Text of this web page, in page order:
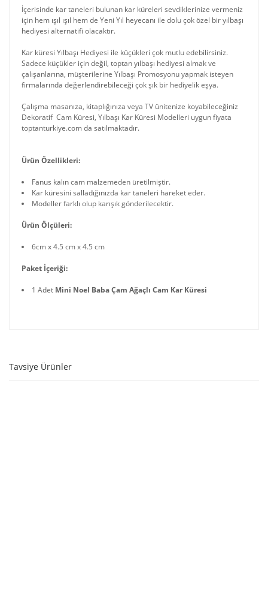
İçerisinde kar taneleri bulunan kar küreleri sevdiklerinize vermeniz
için hem ışıl ışıl hem de Yeni Yıl heyecanı ile dolu çok özel bir yılbaşı
hediyesi alternatifi olacaktır.
Kar küresi Yılbaşı Hediyesi ile küçükleri çok mutlu edebilirsiniz.
Sadece küçükler için değil, toptan yılbaşı hediyesi almak ve
çalışanlarına, müşterilerine Yılbaşı Promosyonu yapmak isteyen
firmalarında değerlendirebileceği çok şık bir hediyelik eşya.
Çalışma masanıza, kitaplığınıza veya TV ünitenize koyabileceğiniz
Dekoratif Cam Küresi, Yılbaşı Kar Küresi Modelleri uygun fiyata
toptanturkiye.com da satılmaktadır.
Ürün Özellikleri:
Fanus kalın cam malzemeden üretilmiştir.
Kar küresini salladığınızda kar taneleri hareket eder.
Modeller farklı olup karışık gönderilecektir.
Ürün Ölçüleri:
6cm x 4.5 cm x 4.5 cm
Paket İçeriği:
1 Adet Mini Noel Baba Çam Ağaçlı Cam Kar Küresi
Tavsiye Ürünler